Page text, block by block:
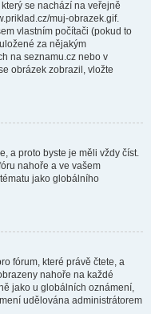
se nachází na veřejně
muj-obrazek.gif.
vlastním počítači (pokud to
za nějakým
na seznamu.cz nebo v
obrázek zobrazil, vložte
a proto byste je měli vždy číst.
nahoře a ve vašem
jako globálního
fórum, které právě čtete, a
nahoře na každé
jako u globálních oznámení,
udělována administrátorem